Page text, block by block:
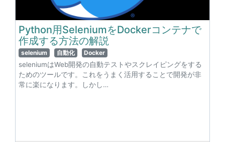
Python用SeleniumをDockerコンテナで
作成する方法の解説
selenium 自動化 Docker
seleniumはWeb開発の自動テストやスクレイピングをする
ためのツールです。これをうまく活用することで開発が非
常に楽になります。しかし…